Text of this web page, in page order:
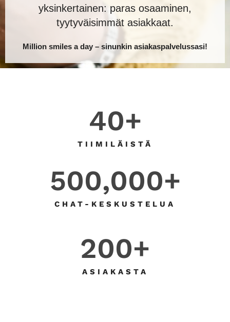
yksinkertainen: paras osaaminen,
tyytyväisimmät asiakkaat.
Million smiles a day – sinunkin asiakaspalvelussasi!
TIIMILÄISTÄ
40+
CHAT-KESKUSTELUA
500,000+
ASIAKASTA
200+